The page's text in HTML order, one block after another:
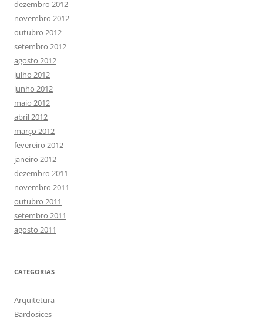
dezembro 2012
novembro 2012
outubro 2012
setembro 2012
agosto 2012
julho 2012
junho 2012
maio 2012
abril 2012
março 2012
fevereiro 2012
janeiro 2012
dezembro 2011
novembro 2011
outubro 2011
setembro 2011
agosto 2011
CATEGORIAS
Arquitetura
Bardosices